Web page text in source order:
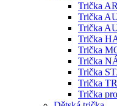
Trička
Trička
Trička
Trička
Trička
Trička
Trička
Trička
Trička